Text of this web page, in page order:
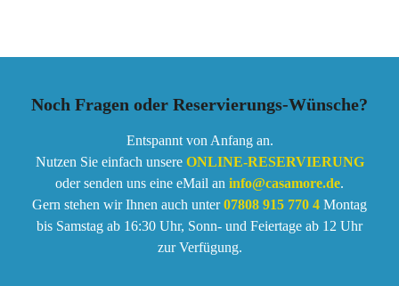
Noch Fragen oder Reservierungs-Wünsche?
Entspannt von Anfang an.
Nutzen Sie einfach unsere ONLINE-RESERVIERUNG
oder senden uns eine eMail an info@casamore.de.
Gern stehen wir Ihnen auch unter07808 915 770 4 Montag
bis Samstag ab 16:30 Uhr, Sonn- und Feiertage ab 12 Uhr
zur Verfügung.